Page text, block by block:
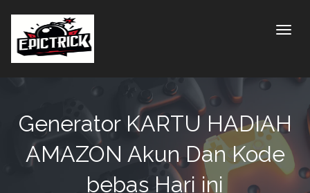
Generator KARTU HADIAH
AMAZON Akun Dan Kode
bebas Hari ini